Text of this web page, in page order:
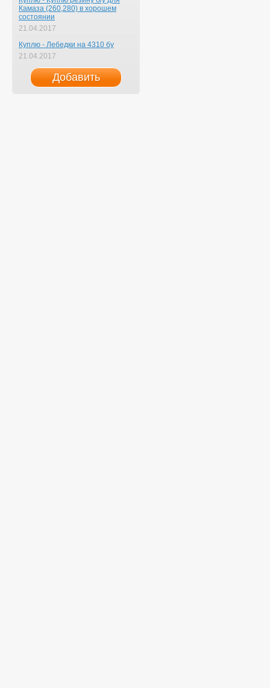
Камаза (260,280) в хорошем
состоянии
21.04.2017
Куплю - Лебедки на 4310 бу
21.04.2017
Добавить